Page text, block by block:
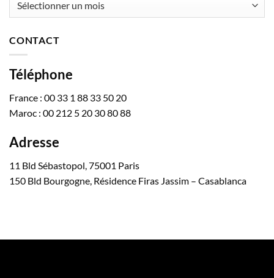
CONTACT
Téléphone
France : 00 33 1 88 33 50 20
Maroc : 00 212 5 20 30 80 88
Adresse
11 Bld Sébastopol, 75001 Paris
150 Bld Bourgogne, Résidence Firas Jassim – Casablanca